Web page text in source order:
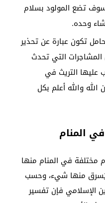
سوف تضع المولود بسلام
وحده.
تكون عبارة عن تحذير
التي تحدث
عليها التريث في
الله والله أعلم بكل
المنام
مختلفة في المنام منها
يُسرق منها شيء، وحسب
الإسلامي فإن تفسير